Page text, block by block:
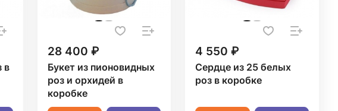
в
28 400 ₽
Букет из пионовидных
роз и орхидей в
коробке
4 550 ₽
Сердце из 25 белых
роз в коробке